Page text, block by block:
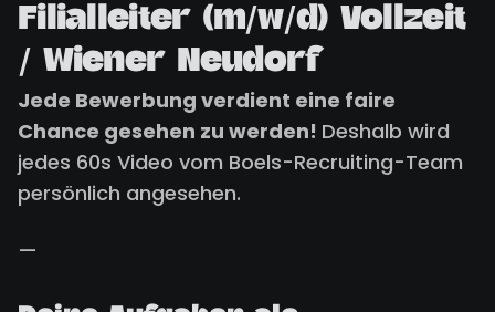
Filialleiter (m/w/d) Vollzeit
/ Wiener Neudorf
Jede Bewerbung verdient eine faire
Chance gesehen zu werden! Deshalb wird
jedes 60s Video vom Boels-Recruiting-Team
persönlich angesehen.
—